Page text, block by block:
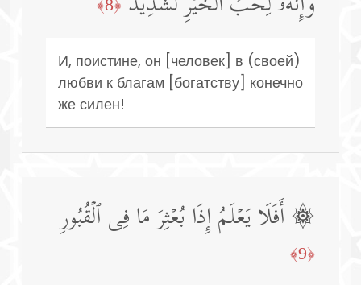
﴿8﴾
И, поистине, он [человек] в (своей)
любви к благам [богатству] конечно
же силен!
۞ أَفَلَا یَعۡلَمُ إِذَا بُعۡثِرَ مَا فِی ٱلۡقُبُورِ
﴿9﴾